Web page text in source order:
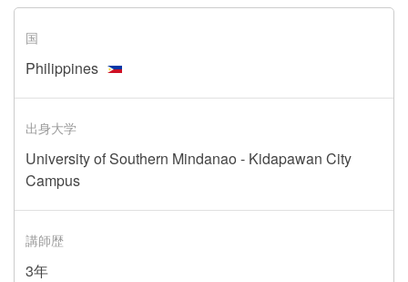
国
Philippines
出身大学
University of Southern Mindanao - Kidapawan City
Campus
講師歴
3年